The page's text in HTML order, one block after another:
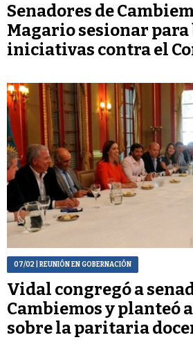
Senadores de
Magario sesionar para
iniciativas contra el
07/02 | REUNIÓN EN GOBERNACIÓN
Vidal congregó a
Cambiemos y planteó
sobre la paritaria